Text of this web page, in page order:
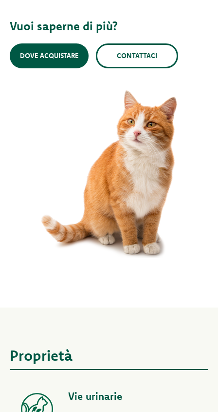
Vuoi saperne di più?
DOVE ACQUISTARE CONTATTACI
Proprietà
Vie urinarie